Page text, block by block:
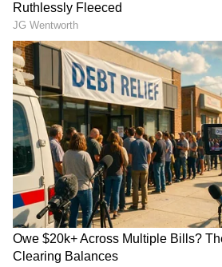
Related Articles
ಮೆಗಾ ಹವಾ: ಪ್ರಧಾನಿ ಮೋದಿಯಿಂದ
ಹೊಸ ಪಟ್ಟ! ಅಪ್ಪ ಚಿರಂಜೀವಿಗೆ ಖುಷಿ
ವೈಶಾಕ್‌ಗೆ ಮದುವೆ ಆಗಿ 14 ವರ್ಷದ
ನಟಿ ಕೃಷಿ ತಾಪಾಂಡ ಮನೆಗೆ ಬರುತ್ತಿದ್ದನೇಕೆ?
ಕೊಟ್ಟ ಆ ಒಂದು ಸುಳಿವು!
DOWNLOAD APP
RECOMMENDED STORIES
ಇತ್ತ ಪತಿಯನ್ನು ಕೊಂದು, ಅತ್ತ
ಸಿಂಗಪುರಕ್ಕೆ ಹಾರಿದ